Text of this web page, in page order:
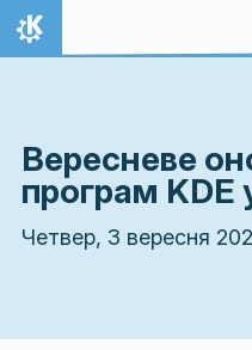
Перейти до вмісту
Домівка
Вересневе
програм KDE
Четвер, 3 вересня